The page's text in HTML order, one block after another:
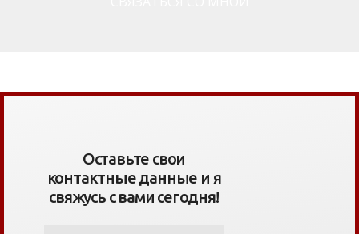
Оставьте свои
контактные данные и я
свяжусь с вами сегодня!